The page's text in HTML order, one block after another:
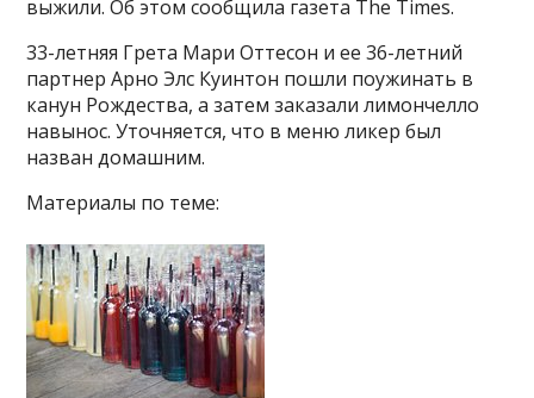
выжили. Об этом сообщила газета The Times.
33-летняя Грета Мари Оттесон и ее 36-летний
партнер Арно Элс Куинтон пошли поужинать в
канун Рождества, а затем заказали лимончелло
навынос. Уточняется, что в меню ликер был
назван домашним.
Материалы по теме: